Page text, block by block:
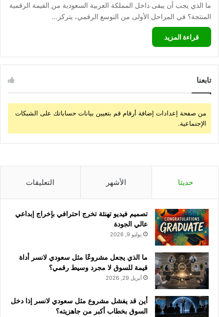
ما الذي يجب أن يبقى داخل المملكة العربية السعودية من القيمة الرقمية
المنتجة؟ في المراحل الأولى من التوسع الرقمي، يتركز…
قراءة المزيد
تابعنا
من صفحة إعدادات إضافة أرقام قم بتعيين بيانات حساباتك على الشبكات
الإجتماعية.
حديثا الأشهر التعليقات
تصميم فيديو تهنئة تخرج احترافي بإخراج إبداعي
عالي الجودة
يوليو 9, 2026
ما الذي يجعل مشروعًا مثل سعودي لانسر أداة
قيمة للسوق لا مجرد وسيط رقمي؟
أبريل 29, 2026
أين قد يفشل مشروع مثل سعودي لانسر إذا دخل
السوق بخطاب أكبر من جاهزيته؟